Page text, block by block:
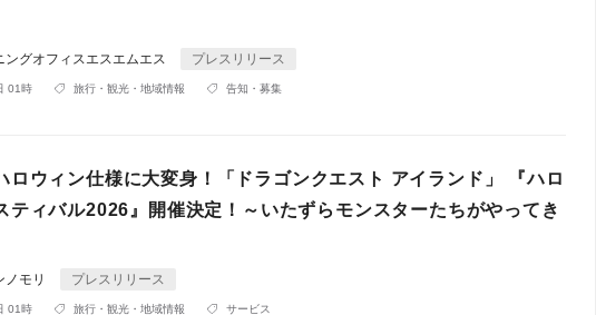
ングオフィスエスエムエス プレスリリース
01時 旅行・観光・地域情報 告知・募集
ロウィン仕様に大変身！「ドラゴンクエスト アイランド」 『ハロ
ティバル2026』開催決定！～いたずらモンスターたちがやってき
ノモリ プレスリリース
01時 旅行・観光・地域情報 サービス